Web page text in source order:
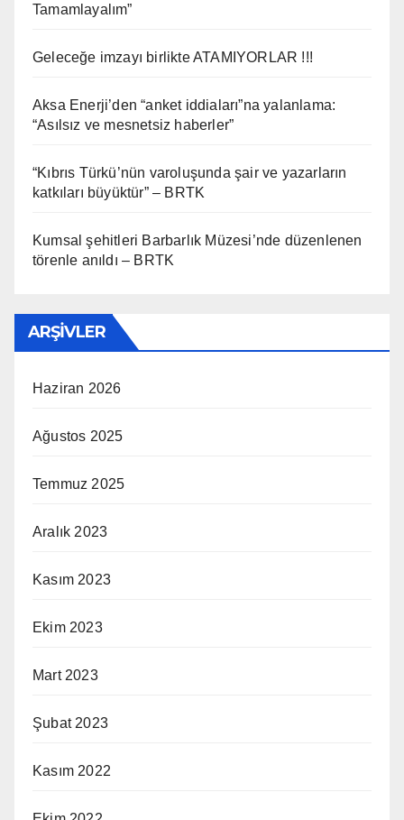
Tamamlayalım”
Geleceğe imzayı birlikte ATAMIYORLAR !!!
Aksa Enerji’den “anket iddiaları”na yalanlama:
“Asılsız ve mesnetsiz haberler”
“Kıbrıs Türkü’nün varoluşunda şair ve yazarların
katkıları büyüktür” – BRTK
Kumsal şehitleri Barbarlık Müzesi’nde düzenlenen
törenle anıldı – BRTK
ARŞIVLER
Haziran 2026
Ağustos 2025
Temmuz 2025
Aralık 2023
Kasım 2023
Ekim 2023
Mart 2023
Şubat 2023
Kasım 2022